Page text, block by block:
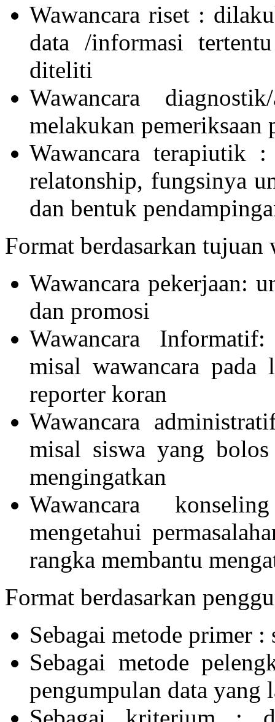
Wawancara riset :
data /informasi
diteliti
Wawancara
melakukan pemeriksaan
Wawancara terapiutik
relatonship, fungsinya
dan bentuk
Format berdasarkan tujuan
Wawancara pekerjaan:
dan promosi
Wawancara
misal wawancara
reporter koran
Wawancara
misal siswa yang
mengingatkan
Wawancara
mengetahui
rangka membantu
Format berdasarkan
Sebagai metode primer :
Sebagai metode
pengumpulan data yang